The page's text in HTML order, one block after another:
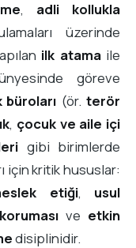
, adli kollukla
üzerinde
ilk atamaile
göreve
büroları (ör.terör
, çocuk ve aile içi
gibi birimlerde
için kritik hususlar:
etiği, usul
ve etkin
disiplinidir.